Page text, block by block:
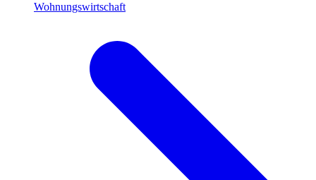
Wohnungswirtschaft